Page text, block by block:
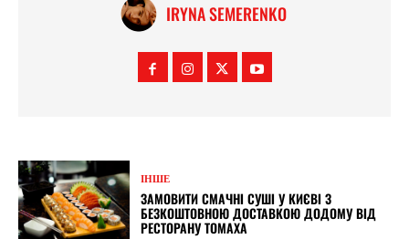
IRYNA SEMERENKO
ІНШЕ
ЗАМОВИТИ СМАЧНІ СУШІ У КИЄВІ З
БЕЗКОШТОВНОЮ ДОСТАВКОЮ ДОДОМУ ВІД
РЕСТОРАНУ ТОМАХА